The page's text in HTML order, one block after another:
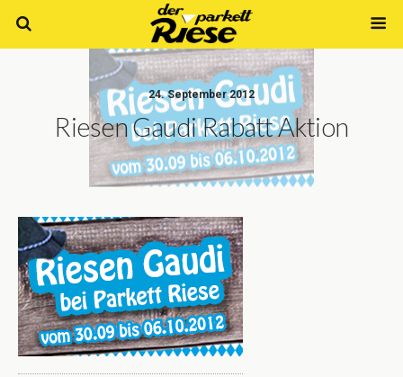
24. September 2012
Riesen Gaudi Rabatt Aktion